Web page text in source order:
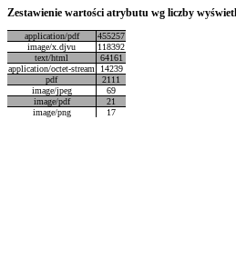
Zestawienie wartości atrybutu wg liczby
application/pdf
455257
image/x.djvu
118392
text/html
64161
application/octet-stream
14239
pdf
2111
image/jpeg
69
image/pdf
21
image/png
17